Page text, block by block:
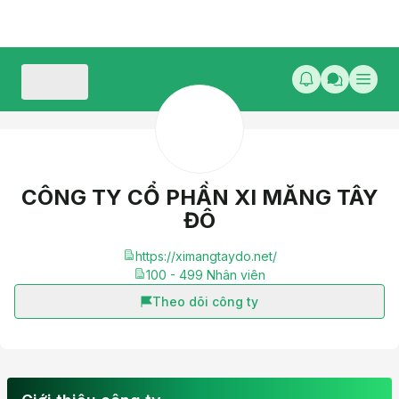
CÔNG TY CỔ PHẦN XI MĂNG TÂY
ĐÔ
https://ximangtaydo.net/
100 - 499 Nhân viên
Theo dõi công ty